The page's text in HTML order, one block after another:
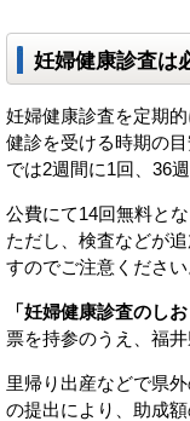
妊婦健康診査は
妊婦健康診査を定期的
健診を受ける時期の
では2週間に1回、36
公費にて14回無料とな
ただし、検査などが
すのでご注意ください
「妊婦健康診査のしお
票を持参のうえ、福
里帰り出産などで県
の提出により、助成